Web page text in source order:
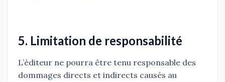
5. Limitation de responsabilité
L’éditeur ne pourra être tenu responsable des
dommages directs et indirects causés au